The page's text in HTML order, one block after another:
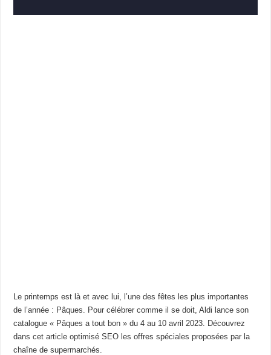
Le printemps est là et avec lui, l’une des fêtes les plus importantes
de l’année : Pâques. Pour célébrer comme il se doit, Aldi lance son
catalogue « Pâques a tout bon » du 4 au 10 avril 2023. Découvrez
dans cet article optimisé SEO les offres spéciales proposées par la
chaîne de supermarchés.